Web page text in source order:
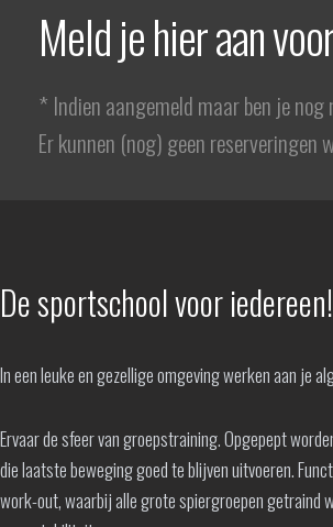
Meld je hier aan
* Indien aangemeld maar ben je
Er kunnen (nog) geen reserveringen
De sportschool voor iedereen!
In een leuke en gezellige omgeving werken aan je
Ervaar de sfeer van groepstraining. Opgepept
die laatste beweging goed te blijven uitvoeren.
work-out, waarbij alle grote spiergroepen getraind